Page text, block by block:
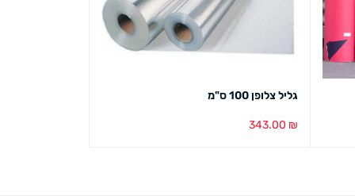
גליל צלופן 100 ס"מ
343.00 ₪